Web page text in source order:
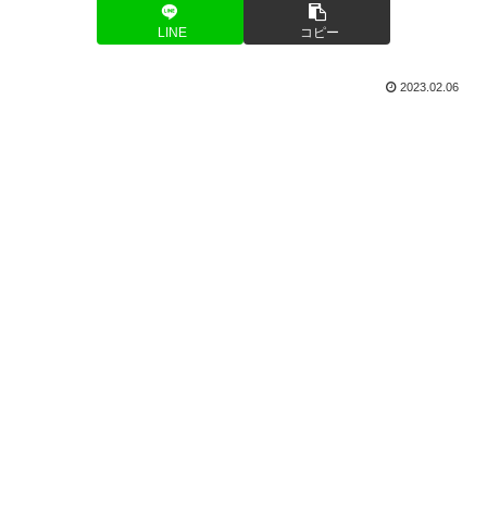
LINE コピー
2023.02.06